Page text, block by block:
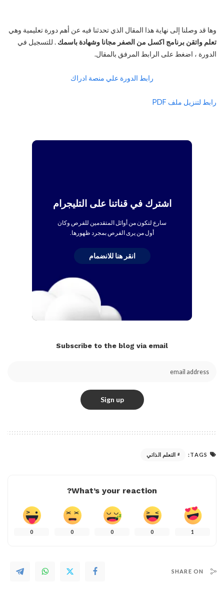
وها قد وصلنا إلى نهاية هذا المقال الذي تحدثنا فيه عن أهم دورة تعليمية وهي
تعلم واتقن برنامج اكسل من الصفر مجانا وشهادة باسمك . للتسجيل في
الدورة ، اضغط على الرابط المرفق بالمقال.
رابط الدورة علي منصة ادراك
رابط لتنزيل ملف PDF
اشترك في قناتنا على التليجرام
سارع لتكون من أوائل المتقدمين للفرص وكان
أول من يرى الفرص بمجرد ظهورها.
انقر هنا للانضمام
Subscribe to the blog via email
TAGS: التعلم الذاتي
What’s your reaction?
1
0
0
0
0
SHARE ON